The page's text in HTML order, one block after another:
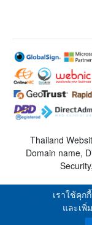
Thailand
Domain name,
เราใช้คุก
และเพิ่